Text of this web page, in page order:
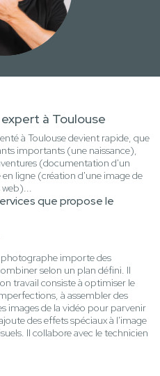
à Toulouse
à Toulouse devient rapide, que
importants (une naissance),
(documentation d'un
ligne (création d'une image de
web)...
que propose le
importe des
selon un plan défini. Il
travail consiste à optimiser le
à assembler des
images de la vidéo pour parvenir
des effets spéciaux à l'image
Il collabore avec le technicien